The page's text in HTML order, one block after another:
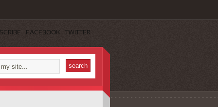
FACEBOOK TWITTER